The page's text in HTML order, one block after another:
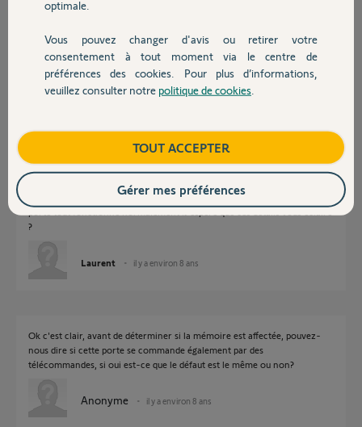
Devis avec un pro
Contact
le 3ème appui qui déclenche l'ouverture totale?
Anonyme
Lorsque j'appui sur le poussoir le voyant passe de C1 à C2 pour la montée
mais rien ne bouge, j'appui à nouveau pour repasser sur C1 .
Je refait la même procédure deux ou trois fois et enfin le rideau s'ouvre
normalement et se ferme sans souci ! Si aussitôt après je veux ouvrir la
?
Laurent il y a environ 8 ans
Ok c'est clair, avant de déterminer si la mémoire est affectée, pouvez-
nous dire si cette porte se commande également par des
télécommandes, si oui est-ce que le défaut est le même ou non?
Anonyme il y a environ 8 ans
optimale.
Vous pouvez changer d'avis ou retirer votre
consentement à tout moment via le centre de
préférences des cookies. Pour plus d’informations,
veuillez consulter notre politique de cookies
TOUT ACCEPTER
Gérer mes préférences